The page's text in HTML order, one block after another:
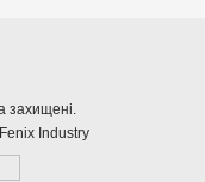
захищені.
Fenix Industry